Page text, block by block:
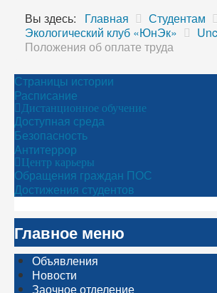
Вы здесь: Главная
Студентам
Экологический клуб «ЮнЭк»
Положения об оплате труда
Страницы истории
Расписание
Дистанционное обучение
Доступная среда
Безопасность
Антитеррор
Центр карьеры
Обращения граждан ПОС
Достижения студентов
Главное меню
Объявления
Новости
Заочное отделение